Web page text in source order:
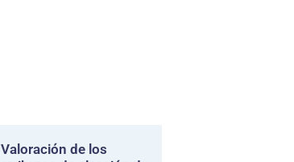
Valoración de los